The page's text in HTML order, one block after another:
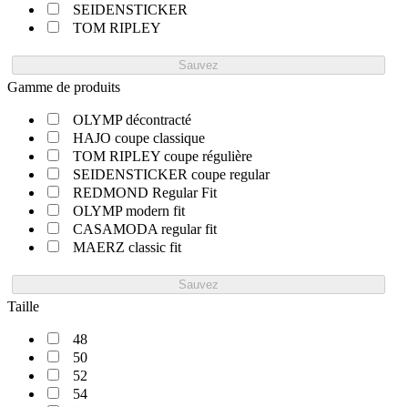
SEIDENSTICKER
TOM RIPLEY
Sauvez
Gamme de produits
OLYMP décontracté
HAJO coupe classique
TOM RIPLEY coupe régulière
SEIDENSTICKER coupe regular
REDMOND Regular Fit
OLYMP modern fit
CASAMODA regular fit
MAERZ classic fit
Sauvez
Taille
48
50
52
54